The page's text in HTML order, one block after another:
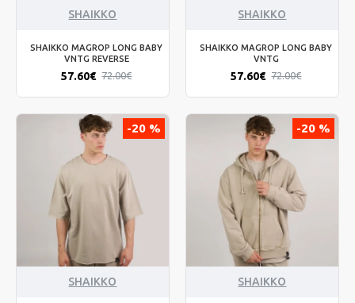
SHAIKKO
SHAIKKO MAGROP LONG BABY
VNTG REVERSE
57.60€ 72.00€
SHAIKKO
SHAIKKO MAGROP LONG BABY
VNTG
57.60€ 72.00€
-20 %
SHAIKKO
-20 %
SHAIKKO